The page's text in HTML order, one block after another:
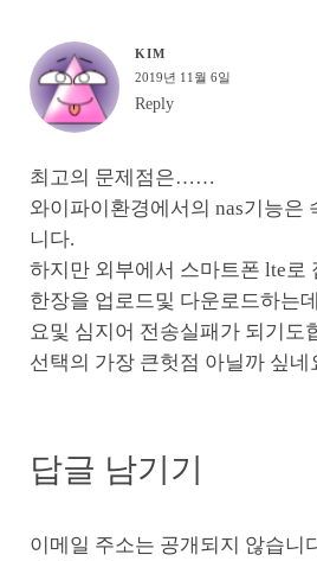
KIM
2019년 11월 6일
Reply
최고의 문제점은……
와이파이환경에서의 nas기능은
니다.
하지만 외부에서 스마트폰 lte로
한장을 업로드및 다운로드하는
요및 심지어 전송실패가 되기도
선택의 가장 큰헛점 아닐까 싶네
답글 남기기
이메일 주소는 공개되지 않습니